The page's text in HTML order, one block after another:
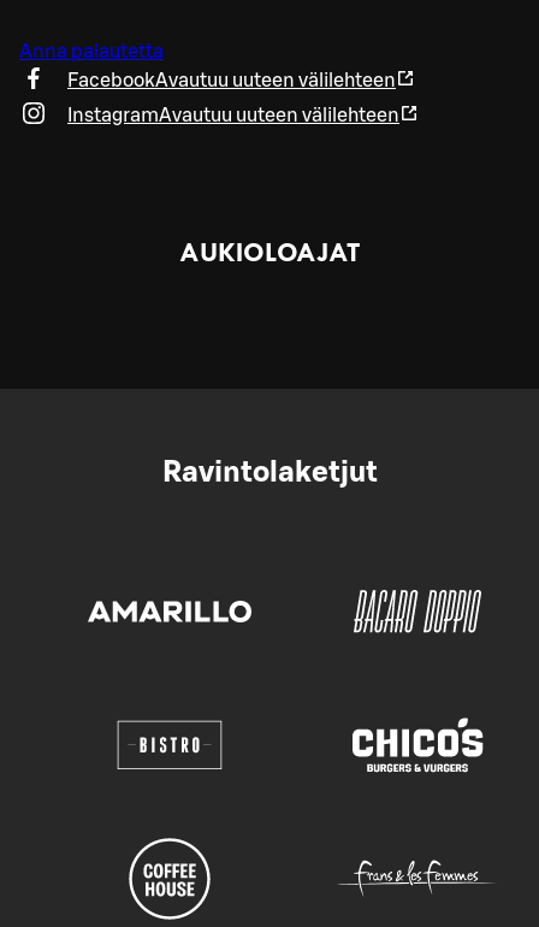
Anna palautetta
FacebookAvautuu uuteen välilehteen
InstagramAvautuu uuteen välilehteen
AUKIOLOAJAT
Ravintolaketjut